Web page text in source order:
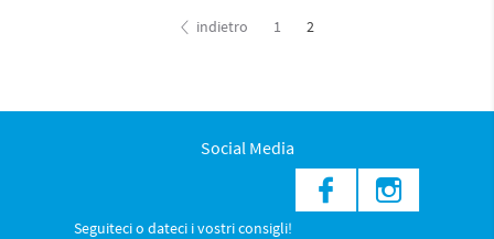
indietro 1 2
Social Media
Seguiteci o dateci i vostri consigli!